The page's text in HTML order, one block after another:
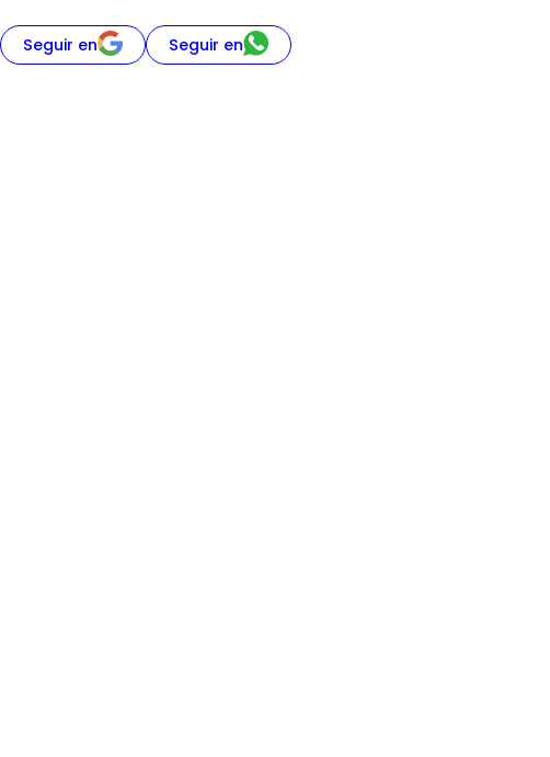
Seguir en Seguir en